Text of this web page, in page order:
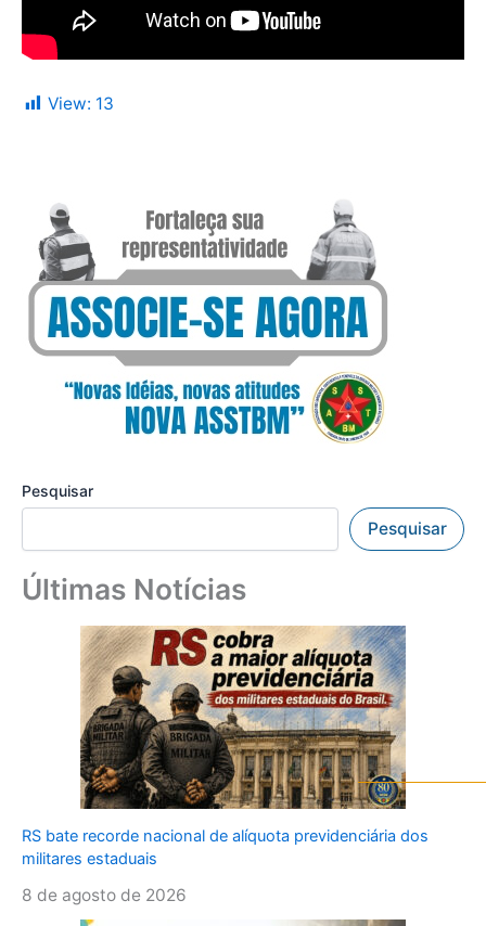
View: 13
Pesquisar
Pesquisar
Últimas Notícias
RS bate recorde nacional de alíquota previdenciária dos
militares estaduais
8 de agosto de 2026